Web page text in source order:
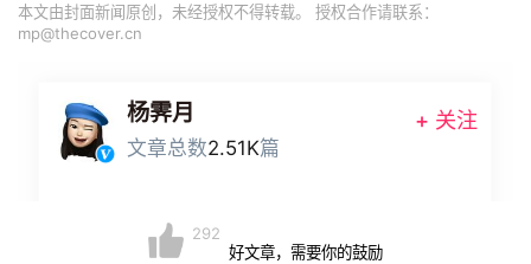
本文由封面新闻原创，未经授权不得转载。 授权合作请联系：
mp@thecover.cn
杨霁月
文章总数2.51K篇
+ 关注
292
好文章，需要你的鼓励